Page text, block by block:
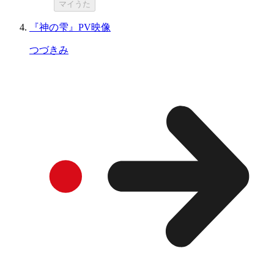
マイうた
『神の雫』PV映像
つづきみ